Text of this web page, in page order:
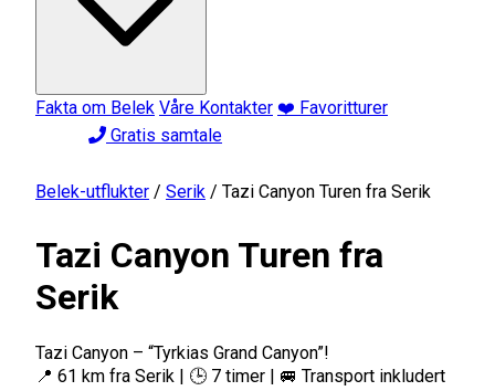
Fakta om Belek Våre Kontakter ❤️ Favoritturer
Gratis samtale
Belek-utflukter / Serik / Tazi Canyon Turen fra Serik
Tazi Canyon Turen fra
Serik
Tazi Canyon – “Tyrkias Grand Canyon”!
📍 61 km fra Serik | 🕒 7 timer | 🚐 Transport inkludert